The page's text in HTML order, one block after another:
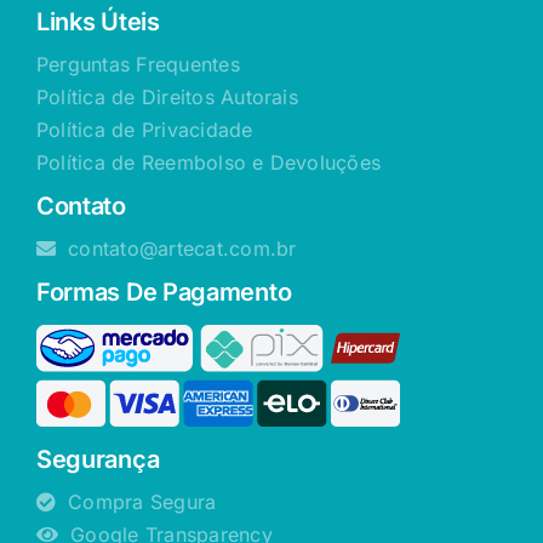
Links Úteis
Perguntas Frequentes
Política de Direitos Autorais
Política de Privacidade
Política de Reembolso e Devoluções
Contato
contato@artecat.com.br
Formas De Pagamento
Segurança
Compra Segura
Google Transparency